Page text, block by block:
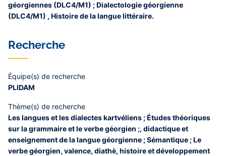
géorgiennes (DLC4/M1) ; Dialectologie géorgienne
(DLC4/M1) , Histoire de la langue littéraire.
Recherche
Équipe(s) de recherche
PLIDAM
Thème(s) de recherche
Les langues et les dialectes kartvéliens ; Études théoriques
sur la grammaire et le verbe géorgien ;, didactique et
enseignement de la langue géorgienne ; Sémantique ; Le
verbe géorgien, valence, diathè, histoire et développement